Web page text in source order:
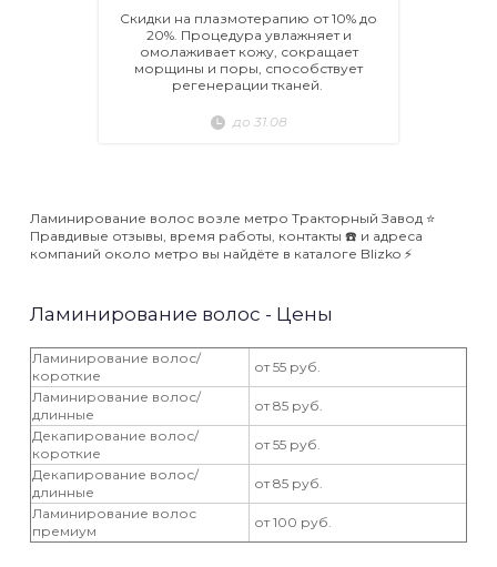
Скидки на плазмотерапию от 10% до
20%. Процедура увлажняет и
омолаживает кожу, сокращает
морщины и поры, способствует
регенерации тканей.
до 31.08
Ламинирование волос возле метро Тракторный Завод ⭐️
Правдивые отзывы, время работы, контакты ☎️ и адреса
компаний около метро вы найдёте в каталоге Blizko ⚡️
Ламинирование волос - Цены
Ламинирование волос/
короткие
от 55 руб.
Ламинирование волос/
длинные
от 85 руб.
Декапирование волос/
короткие
от 55 руб.
Декапирование волос/
длинные
от 85 руб.
Ламинирование волос
премиум
от 100 руб.